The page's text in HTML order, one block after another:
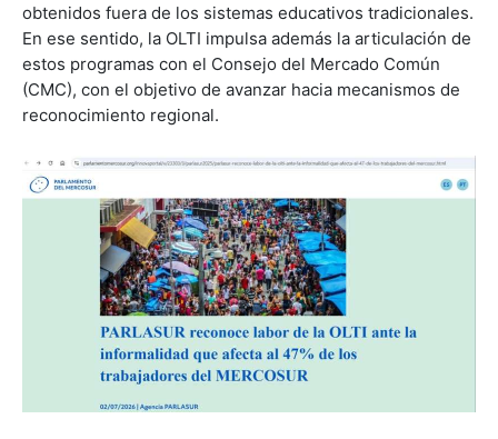
obtenidos fuera de los sistemas educativos tradicionales.
En ese sentido, la OLTI impulsa además la articulación de
estos programas con el Consejo del Mercado Común
(CMC), con el objetivo de avanzar hacia mecanismos de
reconocimiento regional.